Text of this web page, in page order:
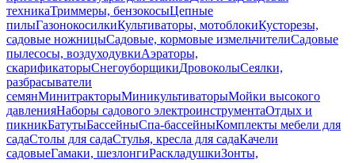
техникаТриммеры, бензокосыЦепные
пилыГазонокосилкиКультиваторы, мотоблокиКусторезы,
садовые ножницыСадовые, кормовые измельчителиСадовые
пылесосы, воздуходувкиАэраторы,
скарификаторыСнегоуборщикиДровоколыСеялки,
разбрасыватели
семянМинитракторыМиникультиваторыМойки высокого
давленияНаборы садового электроинструментаОтдых и
пикникБатутыБассейныСпа-бассейныКомплекты мебели для
садаСтолы для садаСтулья, кресла для садаКачели
садовыеГамаки, шезлонгиРаскладушкиЗонты,